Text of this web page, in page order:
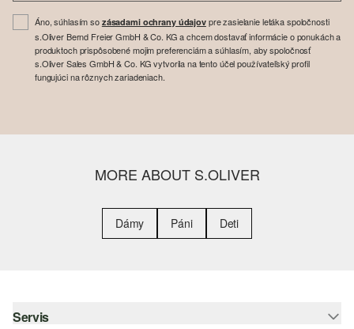
Áno, súhlasím so zásadami ochrany údajovpre zasielanie letáka spoločnosti
s.Oliver Bernd Freier GmbH & Co. KG a chcem dostavať informácie o ponukách a
produktoch prispôsobené mojim preferenciám a súhlasím, aby spoločnosť
s.Oliver Sales GmbH & Co. KG vytvorila na tento účel používateľský profil
fungujúci na rôznych zariadeniach.
MORE ABOUT S.OLIVER
Dámy Páni Deti
Servis